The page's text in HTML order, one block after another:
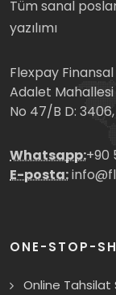
Tüm sanal
yazılımı
Flexpay
Adalet Mahallesi
No 47/B D:
Whatsapp:+90
E-posta:
ONE-STOP-
Online Tahsilat